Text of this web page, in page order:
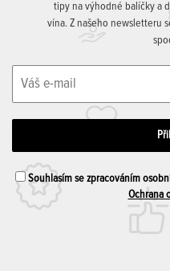
tipy na výhodné balíčky a
vína. Z našeho newsletteru
Souhlasím se zpracováním
Ochrana